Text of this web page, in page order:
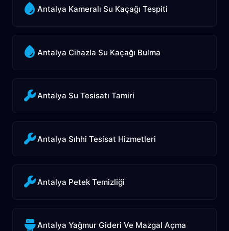
Antalya Kameralı Su Kaçağı Tespiti
Antalya Cihazla Su Kaçağı Bulma
Antalya Su Tesisatı Tamiri
Antalya Sıhhi Tesisat Hizmetleri
Antalya Petek Temizliği
Antalya Yağmur Gideri Ve Mazgal Açma